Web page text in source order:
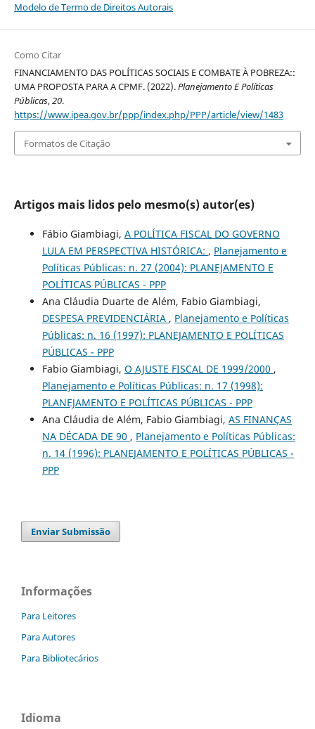
Modelo de Termo de Direitos Autorais
Como Citar
FINANCIAMENTO DAS POLÍTICAS SOCIAIS E COMBATE À POBREZA::
UMA PROPOSTA PARA A CPMF. (2022).Planejamento E Políticas
Públicas,20.
https://www.ipea.gov.br/ppp/index.php/PPP/article/view/1483
Formatos de Citação
Artigos mais lidos pelo mesmo(s) autor(es)
Fábio Giambiagi, A POLÍTICA FISCAL DO GOVERNO
LULA EM PERSPECTIVA HISTÓRICA: , Planejamento e
Políticas Públicas: n. 27 (2004): PLANEJAMENTO E
POLÍTICAS PÚBLICAS - PPP
Ana Cláudia Duarte de Além, Fabio Giambiagi,
DESPESA PREVIDENCIÁRIA , Planejamento e Políticas
Públicas: n. 16 (1997): PLANEJAMENTO E POLÍTICAS
PÚBLICAS - PPP
Fabio Giambiagi, O AJUSTE FISCAL DE 1999/2000 ,
Planejamento e Políticas Públicas: n. 17 (1998):
PLANEJAMENTO E POLÍTICAS PÚBLICAS - PPP
Ana Cláudia de Além, Fabio Giambiagi, AS FINANÇAS
NA DÉCADA DE 90 , Planejamento e Políticas Públicas:
n. 14 (1996): PLANEJAMENTO E POLÍTICAS PÚBLICAS -
PPP
Enviar Submissão
Informações
Para Leitores
Para Autores
Para Bibliotecários
Idioma